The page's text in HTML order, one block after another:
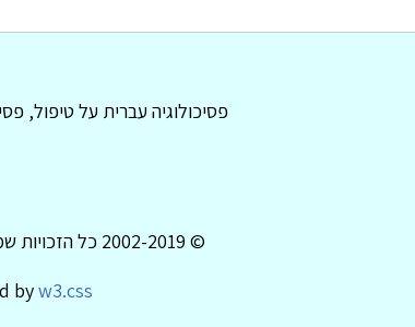
פסיכולוגיה עברית על טיפול,
© 2002-2019 כל הזכויות שמורות לפסיכולוגיה עברית
byw3.css